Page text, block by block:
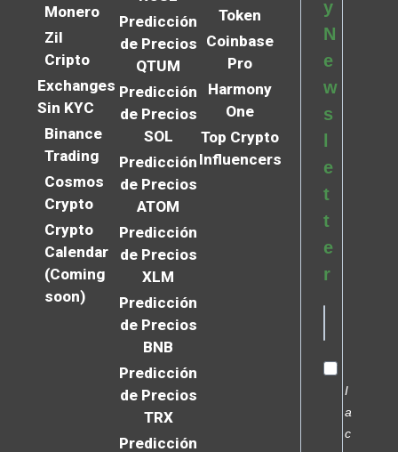
Monero
Zil
Cripto
Exchanges
Sin KYC
Binance
Trading
Cosmos
Crypto
Crypto
Calendar
(Coming
soon)
Predicción
de Precios
QTUM
Predicción
de Precios
SOL
Predicción
de Precios
ATOM
Predicción
de Precios
XLM
Predicción
de Precios
BNB
Predicción
de Precios
TRX
Predicción
Token
Coinbase
Pro
Harmony
One
Top Crypto
Influencers
y
N
e
w
s
e
t
t
e
r
I
a
c